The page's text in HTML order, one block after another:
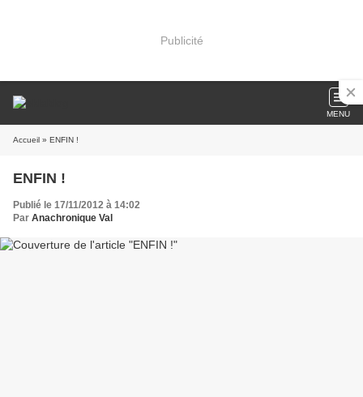
Publicité
MENU
Accueil » ENFIN !
ENFIN !
Publié le 17/11/2012 à 14:02
Par Anachronique Val